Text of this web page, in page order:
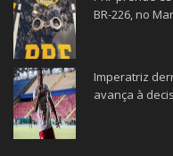
BR-226, no
Imperatriz
avança à